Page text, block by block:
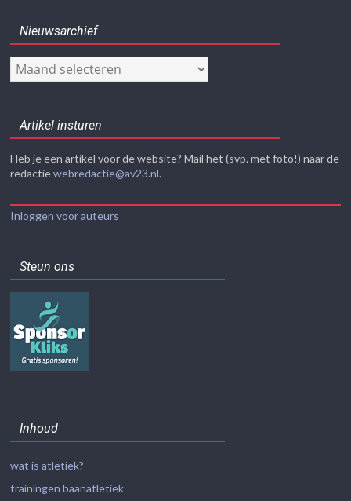
Nieuwsarchief
Nieuwsarchief
Artikel insturen
Heb je een artikel voor de website? Mail het (svp. met foto!) naar de
redactiewebredactie@av23.nl.
Inloggen voor auteurs
Steun ons
Inhoud
wat is atletiek?
trainingen baanatletiek